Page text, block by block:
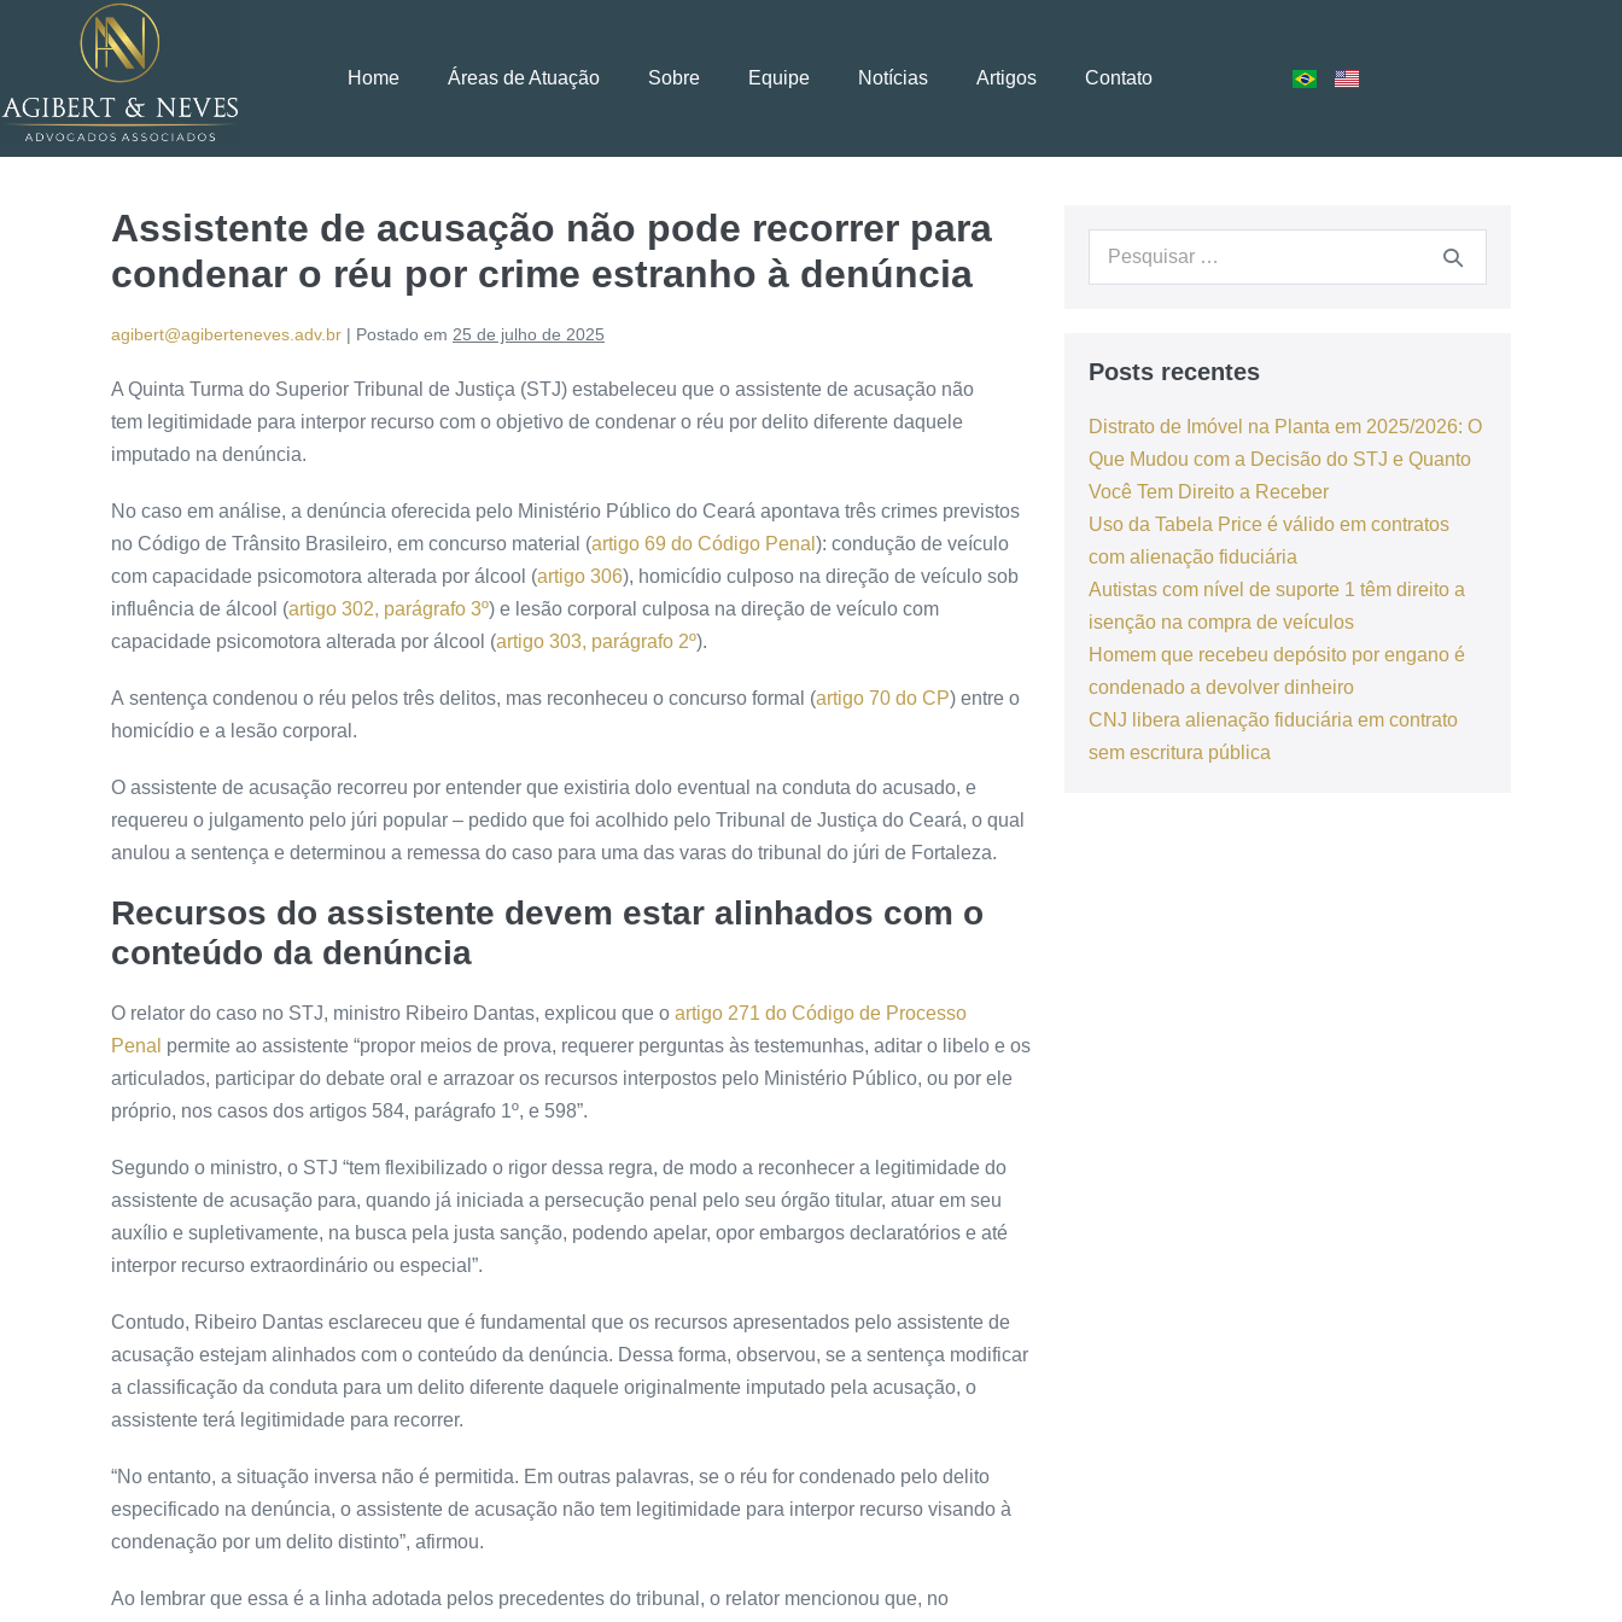
Home Áreas de Atuação Sobre Equipe Notícias Artigos Contato
Assistente de acusação não pode recorrer para
condenar o réu por crime estranho à denúncia
agibert@agiberteneves.adv.br | Postado em 25 de julho de 2025
A Quinta Turma do Superior Tribunal de Justiça (STJ) estabeleceu que o assistente de acusação não
tem legitimidade para interpor recurso com o objetivo de condenar o réu por delito diferente daquele
imputado na denúncia.
No caso em análise, a denúncia oferecida pelo Ministério Público do Ceará apontava três crimes previstos
no Código de Trânsito Brasileiro, em concurso material (artigo 69 do Código Penal ): condução de veículo
com capacidade psicomotora alterada por álcool (artigo 306), homicídio culposo na direção de veículo sob
influência de álcool (artigo 302, parágrafo 3º) e lesão corporal culposa na direção de veículo com
capacidade psicomotora alterada por álcool (artigo 303, parágrafo 2º).
A sentença condenou o réu pelos três delitos, mas reconheceu o concurso formal (artigo 70 do CP) entre o
homicídio e a lesão corporal.
O assistente de acusação recorreu por entender que existiria dolo eventual na conduta do acusado, e
requereu o julgamento pelo júri popular – pedido que foi acolhido pelo Tribunal de Justiça do Ceará, o qual
anulou a sentença e determinou a remessa do caso para uma das varas do tribunal do júri de Fortaleza.
Recursos do assistente devem estar alinhados com o
conteúdo da denúncia
O relator do caso no STJ, ministro Ribeiro Dantas, explicou que o artigo 271 do Código de Processo
Penal permite ao assistente “propor meios de prova, requerer perguntas às testemunhas, aditar o libelo e os
articulados, participar do debate oral e arrazoar os recursos interpostos pelo Ministério Público, ou por ele
próprio, nos casos dos artigos 584, parágrafo 1º, e 598”.
Segundo o ministro, o STJ “tem flexibilizado o rigor dessa regra, de modo a reconhecer a legitimidade do
assistente de acusação para, quando já iniciada a persecução penal pelo seu órgão titular, atuar em seu
auxílio e supletivamente, na busca pela justa sanção, podendo apelar, opor embargos declaratórios e até
interpor recurso extraordinário ou especial”.
Contudo, Ribeiro Dantas esclareceu que é fundamental que os recursos apresentados pelo assistente de
acusação estejam alinhados com o conteúdo da denúncia. Dessa forma, observou, se a sentença modificar
a classificação da conduta para um delito diferente daquele originalmente imputado pela acusação, o
assistente terá legitimidade para recorrer.
“No entanto, a situação inversa não é permitida. Em outras palavras, se o réu for condenado pelo delito
especificado na denúncia, o assistente de acusação não tem legitimidade para interpor recurso visando à
condenação por um delito distinto”, afirmou.
Ao lembrar que essa é a linha adotada pelos precedentes do tribunal, o relator mencionou que, no
Posts recentes
Distrato de Imóvel na Planta em 2025/2026: O
Que Mudou com a Decisão do STJ e Quanto
Você Tem Direito a Receber
Uso da Tabela Price é válido em contratos
com alienação fiduciária
Autistas com nível de suporte 1 têm direito a
isenção na compra de veículos
Homem que recebeu depósito por engano é
condenado a devolver dinheiro
CNJ libera alienação fiduciária em contrato
sem escritura pública